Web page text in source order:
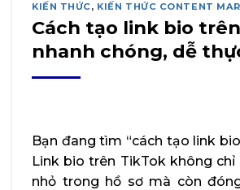
KIẾN THỨC, KIẾN THỨC CONTENT
Cách tạo link bio
nhanh chóng, dễ
Bạn đang tìm “cách tạo link
Link bio trên TikTok không
nhỏ trong hồ sơ mà còn